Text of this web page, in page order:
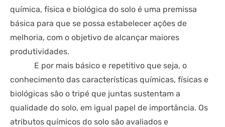
química, física e biológica do solo é uma premissa
básica para que se possa estabelecer ações de
melhoria, com o objetivo de alcançar maiores
produtividades.
E por mais básico e repetitivo que seja, o
conhecimento das características químicas, físicas e
biológicas são o tripé que juntas sustentam a
qualidade do solo, em igual papel de importância. Os
atributos químicos do solo são avaliados e